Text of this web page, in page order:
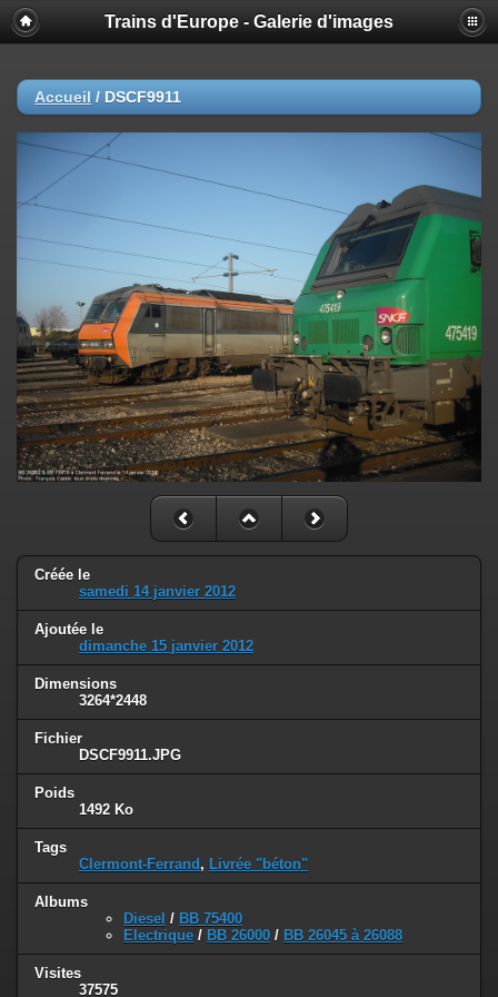
Trains d'Europe - Galerie d'images
Accueil / DSCF9911
Créée le
samedi 14 janvier 2012
Ajoutée le
dimanche 15 janvier 2012
Dimensions
3264*2448
Fichier
DSCF9911.JPG
Poids
1492 Ko
Tags
Clermont-Ferrand , Livrée "béton"
Albums
Diesel / BB 75400
Electrique / BB 26000 / BB 26045 à 26088
Visites
37575